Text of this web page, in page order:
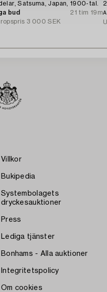
Satsuma, Japan, 1900-tal.
bud
21 tim 19m
3 000 SEK
Villkor
Bukipedia
Systembolagets
dryckesauktioner
Press
Lediga tjänster
Bonhams - Alla auktioner
Integritetspolicy
Om cookies